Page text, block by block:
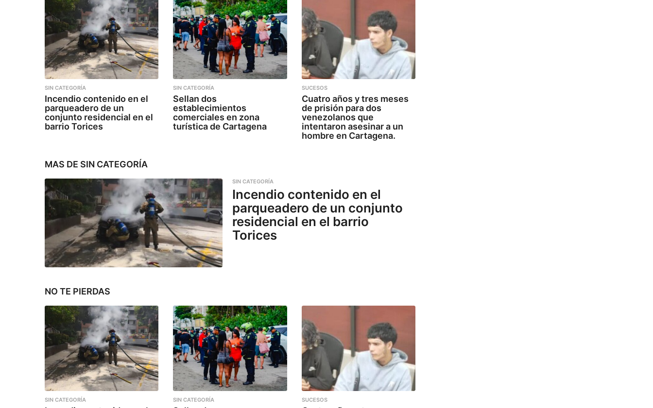
SIN CATEGORÍA
Incendio contenido en el
parqueadero de un
conjunto residencial en el
barrio Torices
SIN CATEGORÍA
Sellan dos
establecimientos
comerciales en zona
turística de Cartagena
SUCESOS
Cuatro años y tres meses
de prisión para dos
venezolanos que
intentaron asesinar a un
hombre en Cartagena.
MAS DE SIN CATEGORÍA
SIN CATEGORÍA
Incendio contenido en el
parqueadero de un conjunto
residencial en el barrio
Torices
NO TE PIERDAS
SIN CATEGORÍA SIN CATEGORÍA SUCESOS